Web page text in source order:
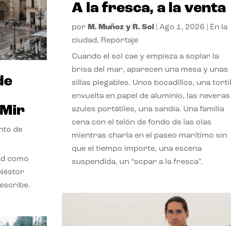
de
como
A la fresca, a la venta
por M. Muñoz y R. Sol Ago 1, 2026
En la
ciudad, Reportaje
Cuando el sol cae y empieza a soplar la
brisa del mar, aparecen una mesa y unas
sillas plegables. Unos bocadillos, una
envuelta en papel de aluminio, las neveras
azules portátiles, una sandía. Una familia
cena con el telón de fondo de las olas
mientras charla en el paseo marítimo sin
que el tiempo importe, una escena
suspendida, un “sopar a la fresca”.